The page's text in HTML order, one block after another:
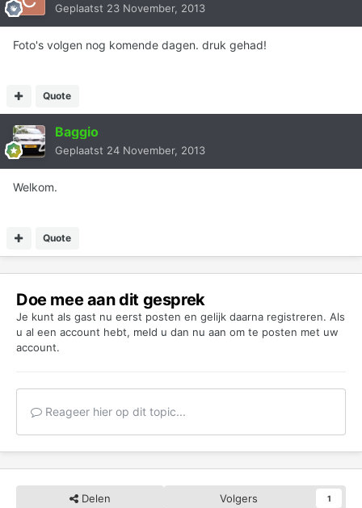
Geplaatst 23 November, 2013
Foto's volgen nog komende dagen. druk gehad!
Quote
Baggio
Geplaatst 24 November, 2013
Welkom.
Quote
Doe mee aan dit gesprek
Je kunt als gast nu eerst posten en gelijk daarna registreren. Als
u al een account hebt, meld u dan nu aan om te posten met uw
account.
Reageer hier op dit topic...
Delen Volgers 1